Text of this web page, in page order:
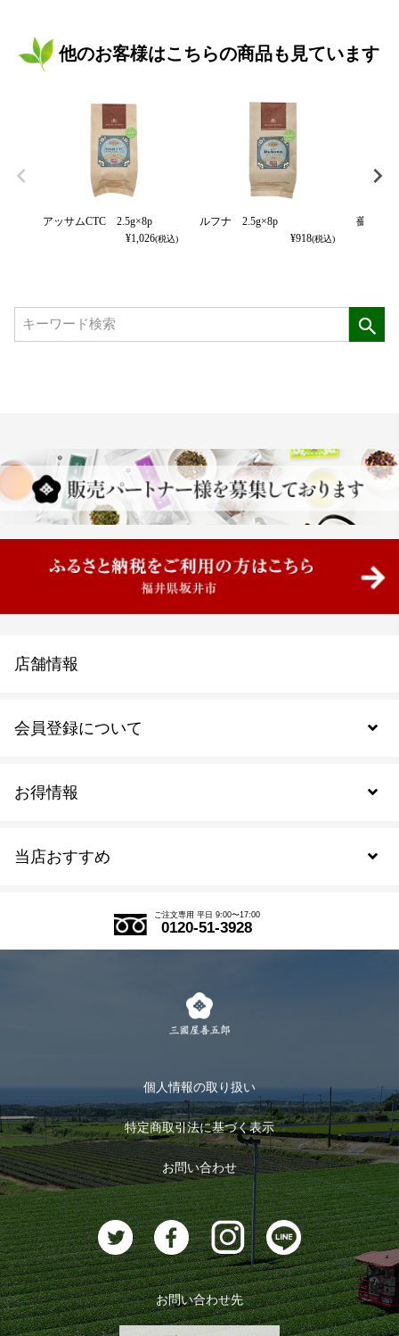
他のお客様はこちらの商品も見ています
アッサムCTC 2.5g×8p
¥1,026(税込)
ルフナ 2.5g×8p
¥918(税込)
薔薇の
当店おすすめ
式部の香りシリーズ
お茶のギフト
おすすめのお茶
お茶に合うスイーツ
お得情報
会員登録について
会員規約について
ログイン
ログアウト
店舗情報
ご注文専用 平日 9:00〜17:00
0120-51-3928
個人情報の取り扱い
特定商取引法に基づく表示
お問い合わせ
お問い合わせ先